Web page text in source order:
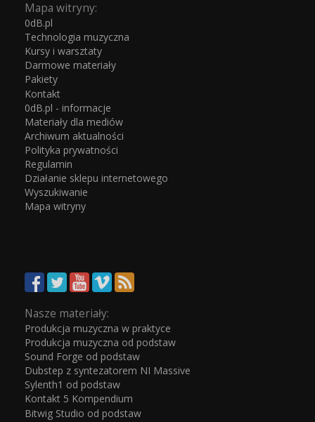
Mapa witryny:
0dB.pl
Technologia muzyczna
Kursy i warsztaty
Darmowe materiały
Pakiety
Kontakt
0dB.pl - informacje
Materiały dla mediów
Archiwum aktualności
Polityka prywatności
Regulamin
Działanie sklepu internetowego
Wyszukiwanie
Mapa witryny
Nasze materiały:
Produkcja muzyczna w praktyce
Produkcja muzyczna od podstaw
Sound Forge od podstaw
Dubstep z syntezatorem NI Massive
Sylenth1 od podstaw
Kontakt 5 Kompendium
Bitwig Studio od podstaw